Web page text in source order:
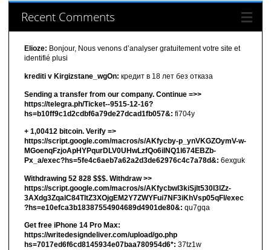
Recent Comments
Elioze: Bonjour, Nous venons d’analyser gratuitement votre site et
identifié plusi
krediti v Kirgizstane_wgOn: кредит в 18 лет без отказа
Sending a transfer from our company. Continue =>>
https://telegra.ph/Ticket--9515-12-16?
hs=b10ff9c1d2cdbf6a79de27dcad1fb057&: fi704y
+ 1,00412 bitсоin. Verify =>
https://script.google.com/macros/s/AKfycby-p_ynVKGZOymV-w-
MGoenqFzjoApHYPqurDLV0UHwLzfQo6ilNQ1l674EBZb-
Px_a/exec?hs=5fe4c6aeb7a62a2d3de62976c4c7a78d&: 6exguk
Withdrawing 52 828 $$$. Withdrаw >>
https://script.google.com/macros/s/AKfycbwl3kiSjlt530I3lZz-
3AXdg3ZqalC84TltZ3XOjgEM2Y7ZWYFui7NF3iKhVsp05qFl/exec
?hs=e10efca3b18387554904689d4901de80&: qu7gqa
Get free iPhone 14 Pro Max:
https://writedesigndeliver.com/upload/go.php
hs=7017ed6f6cd8145934e07baa780954d6*: 37tz1w